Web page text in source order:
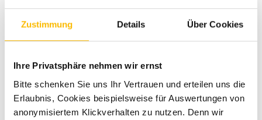
Zustimmung Details Über Cookies
Ihre Privatsphäre nehmen wir ernst
Bitte schenken Sie uns Ihr Vertrauen und erteilen uns die
Erlaubnis, Cookies beispielsweise für Auswertungen von
anonymisiertem Klickverhalten zu nutzen. Denn wir
Umweltplakette grün